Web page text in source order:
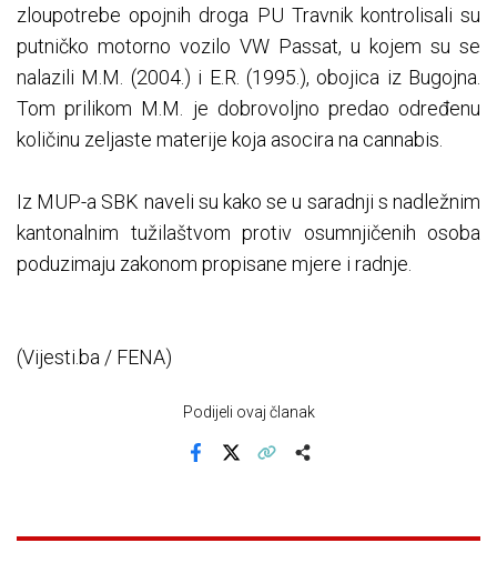
zloupotrebe opojnih droga PU Travnik kontrolisali su
putničko motorno vozilo VW Passat, u kojem su se
nalazili M.M. (2004.) i E.R. (1995.), obojica iz Bugojna.
Tom prilikom M.M. je dobrovoljno predao određenu
količinu zeljaste materije koja asocira na cannabis.
Iz MUP-a SBK naveli su kako se u saradnji s nadležnim
kantonalnim tužilaštvom protiv osumnjičenih osoba
poduzimaju zakonom propisane mjere i radnje.
(Vijesti.ba / FENA)
Podijeli ovaj članak